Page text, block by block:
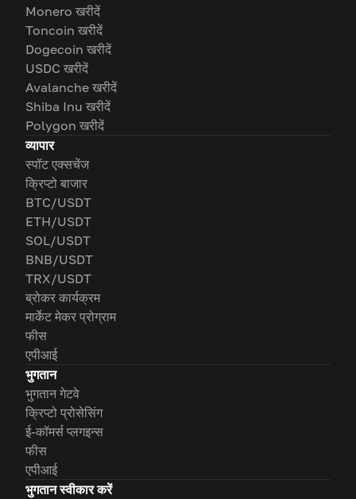
Monero खरीदें
Toncoin खरीदें
Dogecoin खरीदें
USDC खरीदें
Avalanche खरीदें
Shiba Inu खरीदें
Polygon खरीदें
व्यापार
स्पॉट एक्सचेंज
क्रिप्टो बाजार
BTC/USDT
ETH/USDT
SOL/USDT
BNB/USDT
TRX/USDT
ब्रोकर कार्यक्रम
मार्केट मेकर प्रोग्राम
फीस
एपीआई
भुगतान
भुगतान गेटवे
क्रिप्टो प्रोसेसिंग
ई-कॉमर्स प्लगइन्स
फीस
एपीआई
भुगतान स्वीकार करें